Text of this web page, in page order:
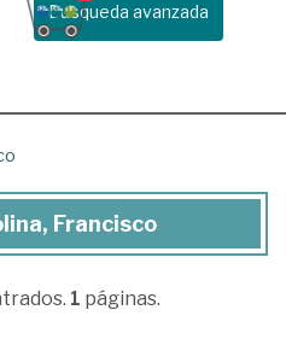
Busqueda avanzada
Francisco
1 páginas.